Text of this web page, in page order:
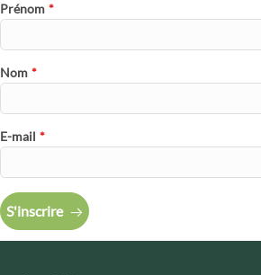
Prénom *
Nom *
E-mail *
S'inscrire